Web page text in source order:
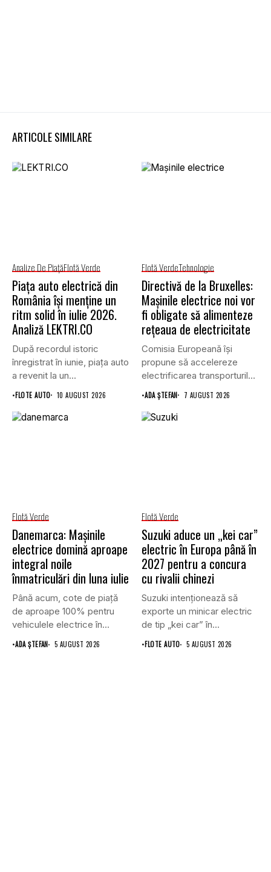
ARTICOLE SIMILARE
Analize De PiațăFlotă Verde
Piața auto electrică din
România își menține un
ritm solid în iulie 2026.
Analiză LEKTRI.CO
După recordul istoric
înregistrat în iunie, piața auto
a revenit la un...
•FLOTE AUTO 10 AUGUST 2026
Flotă VerdeTehnologie
Directivă de la Bruxelles:
Mașinile electrice noi vor
fi obligate să alimenteze
rețeaua de electricitate
Comisia Europeană își
propune să accelereze
electrificarea transporturilor,
a clădirilor și a...
•ADA ȘTEFAN 7 AUGUST 2026
Flotă Verde
Danemarca: Mașinile
electrice domină aproape
integral noile
înmatriculări din luna iulie
Până acum, cote de piață
de aproape 100% pentru
vehiculele electrice în...
•ADA ȘTEFAN 5 AUGUST 2026
Flotă Verde
Suzuki aduce un „kei car”
electric în Europa până în
2027 pentru a concura
cu rivalii chinezi
Suzuki intenționează să
exporte un minicar electric
de tip „kei car” în...
•FLOTE AUTO 5 AUGUST 2026